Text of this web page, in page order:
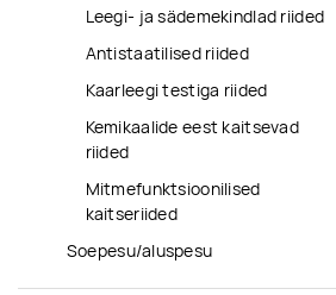
Leegi- ja sädemekindlad riided
Antistaatilised riided
Kaarleegi testiga riided
Kemikaalide eest kaitsevad
riided
Mitmefunktsioonilised
kaitseriided
Soepesu/aluspesu